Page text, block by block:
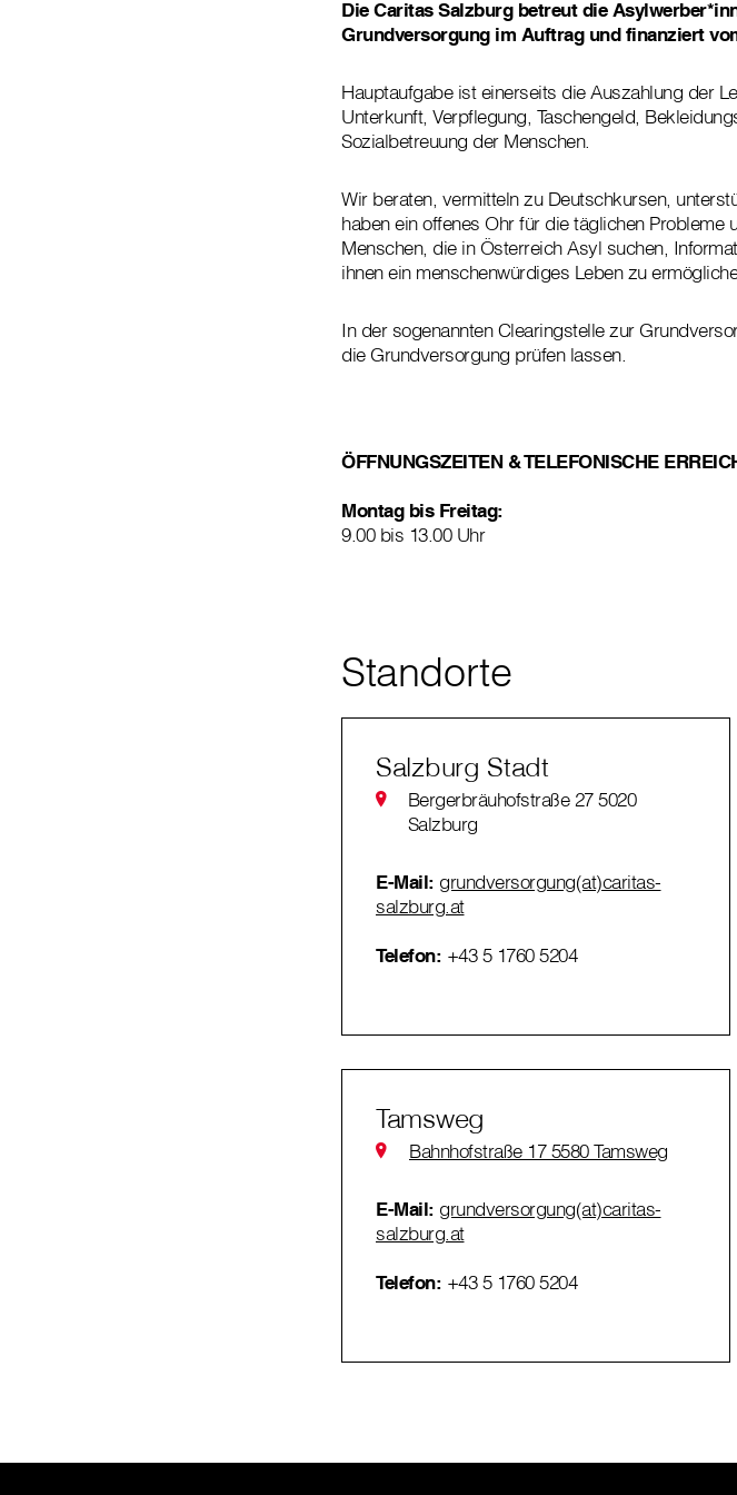
Die Caritas Salzburg betreut die
Grundversorgung im Auftrag und finanziert
Hauptaufgabe ist einerseits die Auszahlung der
Unterkunft, Verpflegung, Taschengeld,
Sozialbetreuung der Menschen.
Wir beraten, vermitteln zu Deutschkursen,
haben ein offenes Ohr für die täglichen Probleme
Menschen, die in Österreich Asyl suchen,
ihnen ein menschenwürdiges Leben zu
In der sogenannten Clearingstelle zur
die Grundversorgung prüfen lassen.
ÖFFNUNGSZEITEN & TELEFONISCHE
Montag bis Freitag:
9.00 bis 13.00 Uhr
Standorte
Salzburg Stadt
Bergerbräuhofstraße 27 5020
Salzburg
E-Mail: grundversorgung(at)caritas-
salzburg.at
Telefon: +43 5 1760 5204
Tamsweg
Bahnhofstraße 17 5580 Tamsweg
E-Mail: grundversorgung(at)caritas-
salzburg.at
Telefon: +43 5 1760 5204